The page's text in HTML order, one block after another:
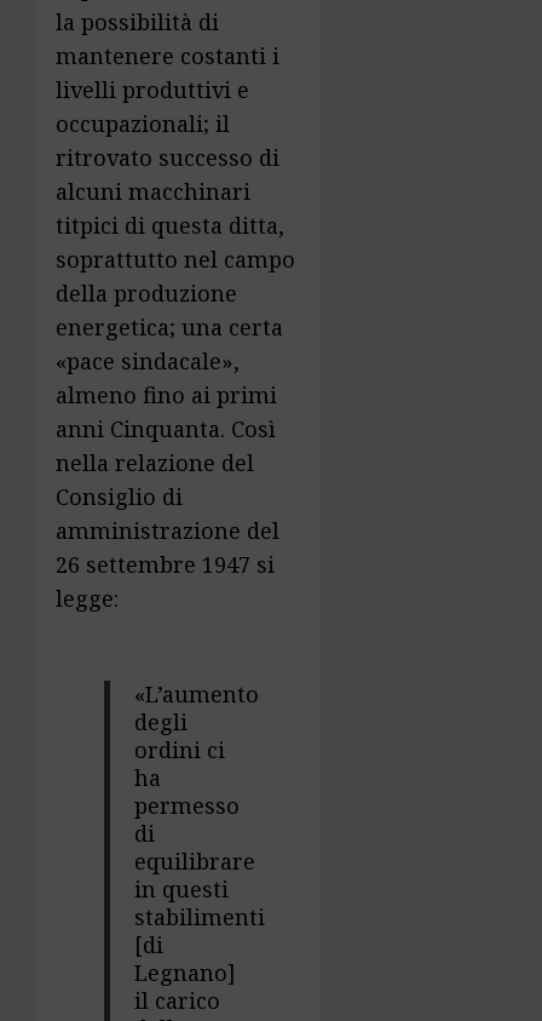
la possibilità di
mantenere costanti i
livelli produttivi e
occupazionali; il
ritrovato successo di
alcuni macchinari
titpici di questa ditta,
soprattutto nel campo
della produzione
energetica; una certa
«pace sindacale»,
almeno fino ai primi
anni Cinquanta. Così
nella relazione del
Consiglio di
amministrazione del
26 settembre 1947 si
legge:
«L’aumento
degli
ordini ci
ha
permesso
di
equilibrare
in questi
stabilimenti
[di
Legnano]
il carico